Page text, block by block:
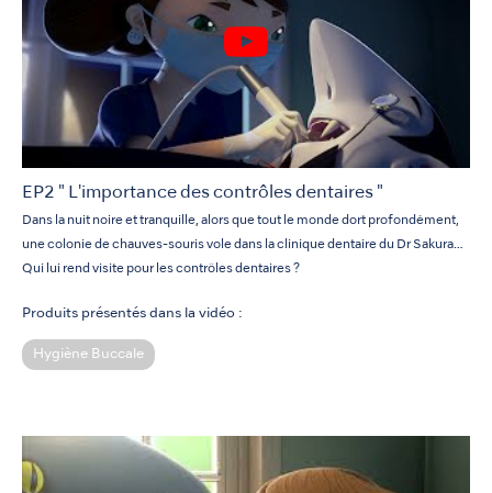
EP2 " L'importance des contrôles dentaires "
Dans la nuit noire et tranquille, alors que tout le monde dort profondément,
une colonie de chauves-souris vole dans la clinique dentaire du Dr Sakura…
Qui lui rend visite pour les contrôles dentaires ?
Produits présentés dans la vidéo :
Hygiène Buccale